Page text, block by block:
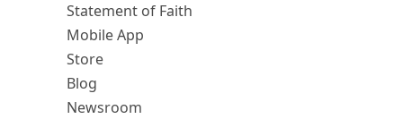
Statement of Faith
Mobile App
Store
Blog
Newsroom